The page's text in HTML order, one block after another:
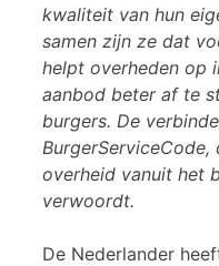
kwaliteit van hun
samen zijn ze dat
helpt overheden op
aanbod beter af te
burgers. De
overheid vanuit het
verwoordt.
De Nederlander